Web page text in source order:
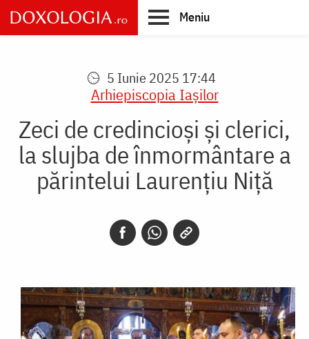
Skip
to
main
Meniu
5 Iunie 2025 17:44
Arhiepiscopia Iaşilor
Zeci de credincioși și clerici,
la slujba de înmormântare a
părintelui Laurențiu Niță